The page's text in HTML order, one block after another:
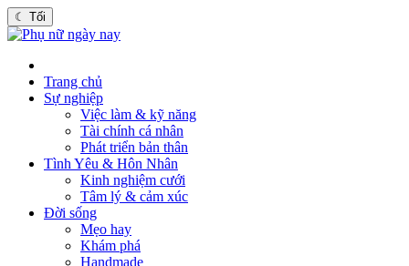
☾ Tối
Trang chủ
Sự nghiệp
Việc làm & kỹ năng
Tài chính cá nhân
Phát triển bản thân
Tình Yêu & Hôn Nhân
Kinh nghiệm cưới
Tâm lý & cảm xúc
Đời sống
Mẹo hay
Khám phá
Handmade